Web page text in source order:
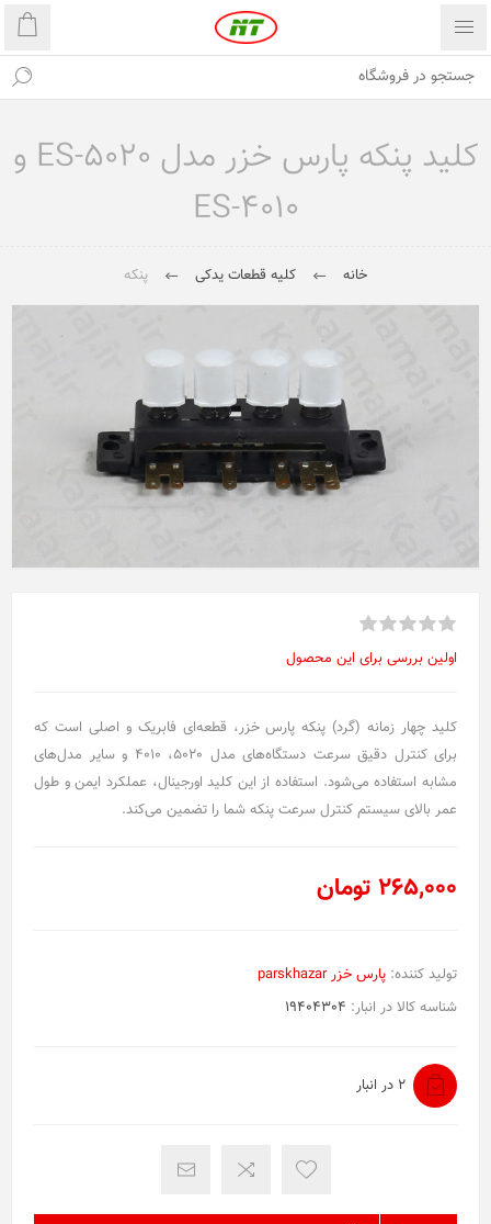
کلید پنکه پارس خزر مدل ES-5020 و
ES-4010
خانه کلیه قطعات یدکی پنکه
اولین بررسی برای این محصول
کلید چهار زمانه (گرد) پنکه پارس خزر، قطعه‌ای فابریک و اصلی است که
برای کنترل دقیق سرعت دستگاه‌های مدل 5020، 4010 و سایر مدل‌های
مشابه استفاده می‌شود. استفاده از این کلید اورجینال، عملکرد ایمن و طول
عمر بالای سیستم کنترل سرعت پنکه شما را تضمین می‌کند.
265,000 تومان
تولید کننده: پارس خزر parskhazar
شناسه کالا در انبار: 19404304
2 در انبار